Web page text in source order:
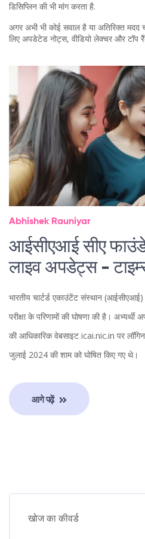
डिसिप्लिन की भी मांग करता है.
अगर अभी भी कोई सवाल है या अतिरिक्त मदद
लिए अपडेटेड नोट्स, वीडियो लेक्चर और टॉप
Abhishek Rauniyar
आईसीएआई सीए
लाइव अपडेट्स -
भारतीय चार्टर्ड एकाउंटेंट संस्थान
परीक्षा के परिणामों की घोषणा की है।
की आधिकारिक वेबसाइट icai.nic.in पर
जुलाई 2024 की शाम को घोषित किए गए थे।
आगे पढ़ें